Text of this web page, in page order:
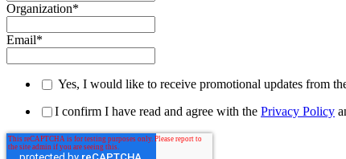
Organization*
Email*
Yes, I would like to receive promotional updates from
I confirm I have read and agree with the Privacy Policy